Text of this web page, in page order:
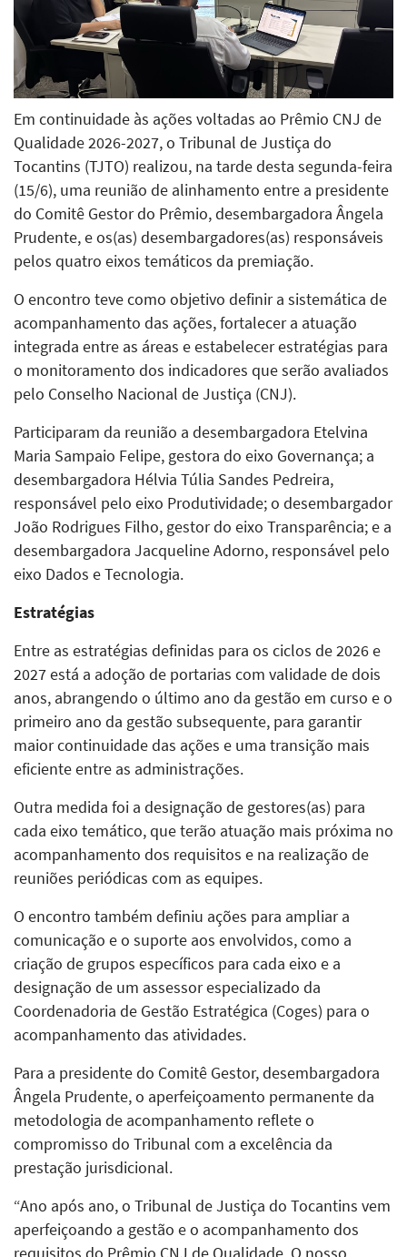
Em continuidade às ações voltadas ao Prêmio CNJ de
Qualidade 2026-2027, o Tribunal de Justiça do
Tocantins (TJTO) realizou, na tarde desta segunda-feira
(15/6), uma reunião de alinhamento entre a presidente
do Comitê Gestor do Prêmio, desembargadora Ângela
Prudente, e os(as) desembargadores(as) responsáveis
pelos quatro eixos temáticos da premiação.
O encontro teve como objetivo definir a sistemática de
acompanhamento das ações, fortalecer a atuação
integrada entre as áreas e estabelecer estratégias para
o monitoramento dos indicadores que serão avaliados
pelo Conselho Nacional de Justiça (CNJ).
Participaram da reunião a desembargadora Etelvina
Maria Sampaio Felipe, gestora do eixo Governança; a
desembargadora Hélvia Túlia Sandes Pedreira,
responsável pelo eixo Produtividade; o desembargador
João Rodrigues Filho, gestor do eixo Transparência; e a
desembargadora Jacqueline Adorno, responsável pelo
eixo Dados e Tecnologia.
Estratégias
Entre as estratégias definidas para os ciclos de 2026 e
2027 está a adoção de portarias com validade de dois
anos, abrangendo o último ano da gestão em curso e o
primeiro ano da gestão subsequente, para garantir
maior continuidade das ações e uma transição mais
eficiente entre as administrações.
Outra medida foi a designação de gestores(as) para
cada eixo temático, que terão atuação mais próxima no
acompanhamento dos requisitos e na realização de
reuniões periódicas com as equipes.
O encontro também definiu ações para ampliar a
comunicação e o suporte aos envolvidos, como a
criação de grupos específicos para cada eixo e a
designação de um assessor especializado da
Coordenadoria de Gestão Estratégica (Coges) para o
acompanhamento das atividades.
Para a presidente do Comitê Gestor, desembargadora
Ângela Prudente, o aperfeiçoamento permanente da
metodologia de acompanhamento reflete o
compromisso do Tribunal com a excelência da
prestação jurisdicional.
“Ano após ano, o Tribunal de Justiça do Tocantins vem
aperfeiçoando a gestão e o acompanhamento dos
requisitos do Prêmio CNJ de Qualidade. O nosso